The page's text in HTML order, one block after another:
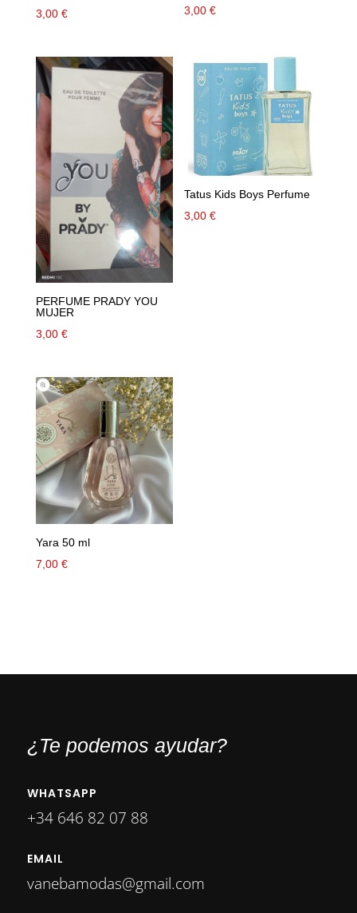
3,00 €
3,00€
PERFUME PRADY YOU
MUJER
3,00 €
Tatus Kids Boys Perfume
3,00€
Yara 50 ml
7,00 €
¿Te podemos ayudar?
WHATSAPP
+34 646 82 07 88
EMAIL
vanebamodas@gmail.com